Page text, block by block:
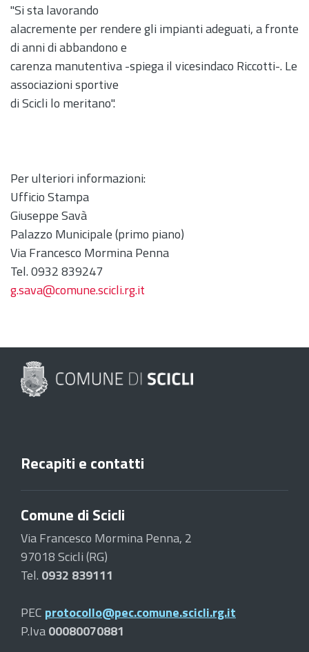
"Si sta lavorando
alacremente per rendere gli impianti adeguati, a fronte
di anni di abbandono e
carenza manutentiva -spiega il vicesindaco Riccotti-. Le
associazioni sportive
di Scicli lo meritano".
Per ulteriori informazioni:
Ufficio Stampa
Giuseppe Savà
Palazzo Municipale (primo piano)
Via Francesco Mormina Penna
Tel. 0932 839247
g.sava@comune.scicli.rg.it
Recapiti e contatti
Comune di Scicli
Via Francesco Mormina Penna, 2
97018 Scicli (RG)
Tel. 0932 839111
PEC protocollo@pec.comune.scicli.rg.it
P.Iva00080070881